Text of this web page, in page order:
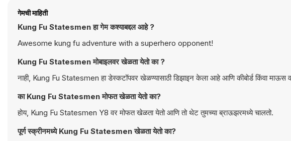
गेमची माहिती
Kung Fu Statesmen हा गेम कश्याबद्दल आहे ?
Awesome kung fu adventure with a superhero opponent!
Kung Fu Statesmen मोबाइलवर खेळता येतो का ?
नाही, Kung Fu Statesmen हा डेस्कटॉपवर खेळण्यासाठी डिझाइन केला आहे आणि कीबोर्ड
का Kung Fu Statesmen मोफत खेळता येतो का?
होय, Kung Fu Statesmen Y8 वर मोफत खेळता येतो आणि तो थेट तुमच्या ब्राऊझरमध्ये चालतो.
पूर्ण स्क्रीनमध्ये Kung Fu Statesmen खेळता येतो का?